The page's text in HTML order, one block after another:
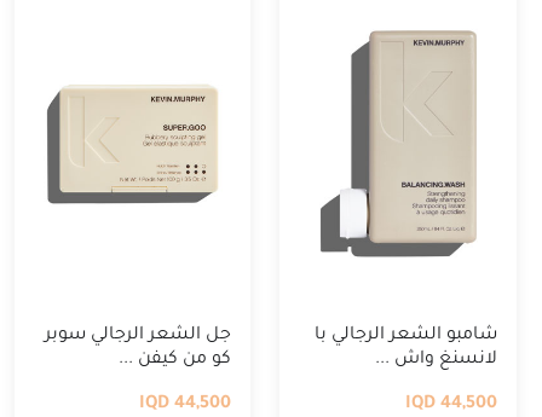
شامبو الشعر الرجالي با
لانسنغ واش ...
44,500 IQD
جل الشعر الرجالي سوبر
كو من كيفن ...
44,500 IQD